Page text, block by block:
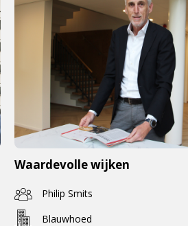
Waardevolle wijken
Philip Smits
Blauwhoed